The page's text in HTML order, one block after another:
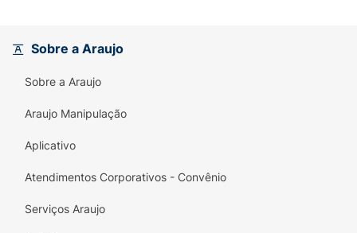
Sobre a Araujo
Sobre a Araujo
Araujo Manipulação
Aplicativo
Atendimentos Corporativos - Convênio
Serviços Araujo